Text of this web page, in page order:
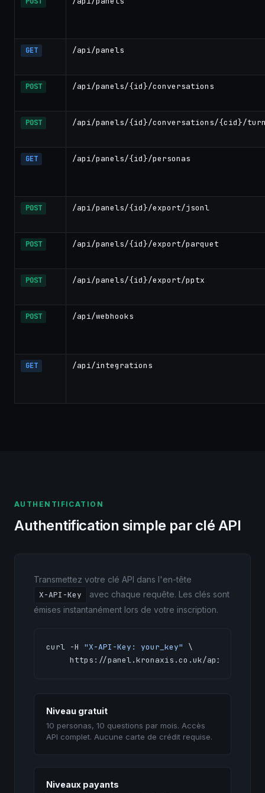
GET /api/panels
POST /api/panels/{id}/conversations
POST /api/panels/{id}/conversations/{cid}/
GET /api/panels/{id}/personas
POST /api/panels/{id}/export/jsonl
POST /api/panels/{id}/export/parquet
POST /api/panels/{id}/export/pptx
POST /api/webhooks
GET /api/integrations
AUTHENTIFICATION
Authentification simple par clé API
Transmettez votre clé API dans l'en-tête
X-API-Key
avec chaque requête. Les clés sont
émises instantanément lors de votre inscription.
curl -H "X-API-Key: your_key"
\
     https://panel.kronaxis.co.uk/api/panels
Niveau gratuit
10 personas, 10 questions par mois. Accès
API complet. Aucune carte de crédit requise.
Niveaux payants